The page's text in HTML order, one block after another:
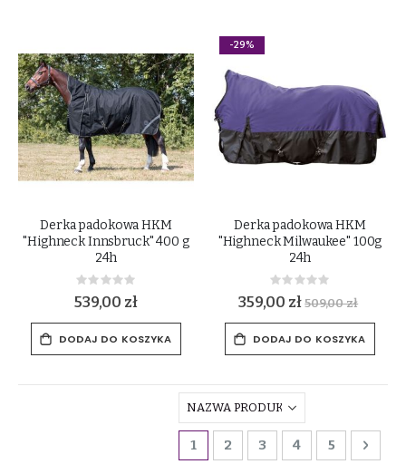
Derka padokowa HKM
"Highneck Innsbruck" 400 g
24h
Rating:
0%
539,00 zł
DODAJ DO KOSZYKA
-29%
Derka padokowa HKM
"Highneck Milwaukee" 100g
24h
Rating:
0%
359,00 zł509,00 zł
DODAJ DO KOSZYKA
Strona
Aktualnie czytasz stronę
1 Strona
2 Strona
3 Strona
4 Strona
5 Dalej